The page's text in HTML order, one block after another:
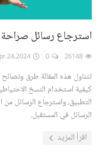
استرجاع رسائل
تتناول هذه المقالة طرق
كيفية استخدام النسخ
التطبيق، واسترجاع الرسائل من
الرسائل في المستقبل.
اقرأ المزيد